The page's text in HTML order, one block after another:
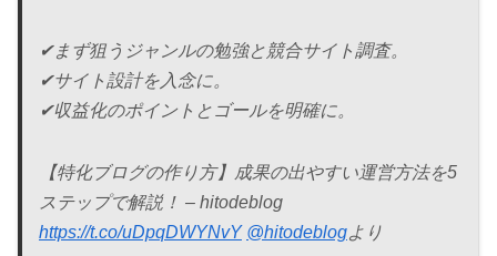
✔︎まず狙うジャンルの勉強と競合サイト調査。
✔︎サイト設計を入念に。
✔︎収益化のポイントとゴールを明確に。
【特化ブログの作り方】成果の出やすい運営方法を5
ステップで解説！ – hitodeblog
https://t.co/uDpqDWYNvY @hitodeblogより